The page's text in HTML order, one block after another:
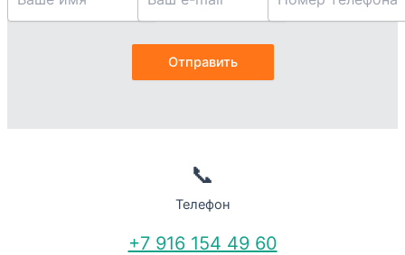
📞
Телефон
+7 916 154 49 60